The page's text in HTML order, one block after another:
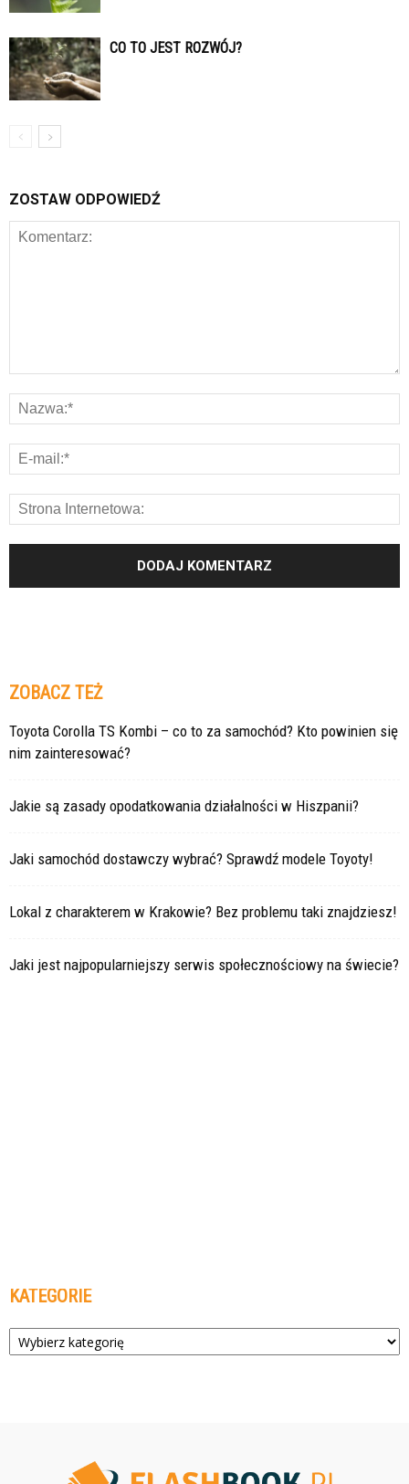
CO TO JEST ROZWÓJ?
ZOSTAW ODPOWIEDŹ
ZOBACZ TEŻ
Toyota Corolla TS Kombi – co to za samochód? Kto powinien się
nim zainteresować?
Jakie są zasady opodatkowania działalności w Hiszpanii?
Jaki samochód dostawczy wybrać? Sprawdź modele Toyoty!
Lokal z charakterem w Krakowie? Bez problemu taki znajdziesz!
Jaki jest najpopularniejszy serwis społecznościowy na świecie?
KATEGORIE
Kategorie